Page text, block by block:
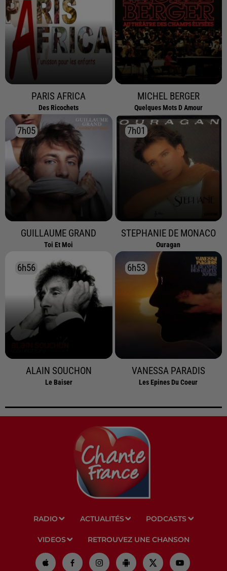
PARIS AFRICA
Des Ricochets
MICHEL BERGER
Quelques Mots D Amour
7h05
7h05
GUILLAUME GRAND
Toi Et Moi
7h01
7h01
STEPHANIE DE MONACO
Ouragan
6h56
6h56
ALAIN SOUCHON
Le Baiser
6h53
6h53
VANESSA PARADIS
Les Epines Du Coeur
RADIO ACTUALITÉS PODCASTS
VIDEOS RETROUVEZ UNE CHANSON